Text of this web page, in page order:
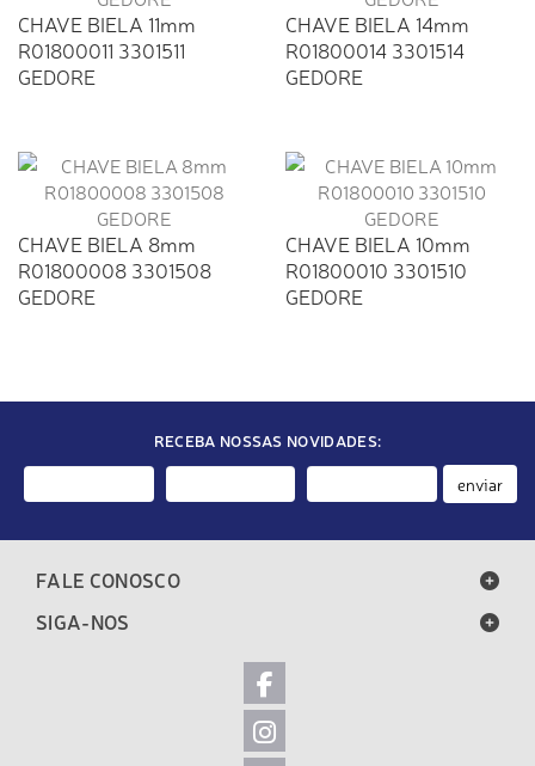
CHAVE BIELA 11mm
R01800011 3301511
GEDORE
CHAVE BIELA 14mm
R01800014 3301514
GEDORE
CHAVE BIELA 8mm
R01800008 3301508
GEDORE
CHAVE BIELA 10mm
R01800010 3301510
GEDORE
RECEBA NOSSAS NOVIDADES:
enviar
FALE CONOSCO
SIGA-NOS